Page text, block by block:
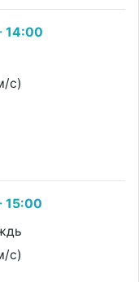
14:00
с)
15:00
с)